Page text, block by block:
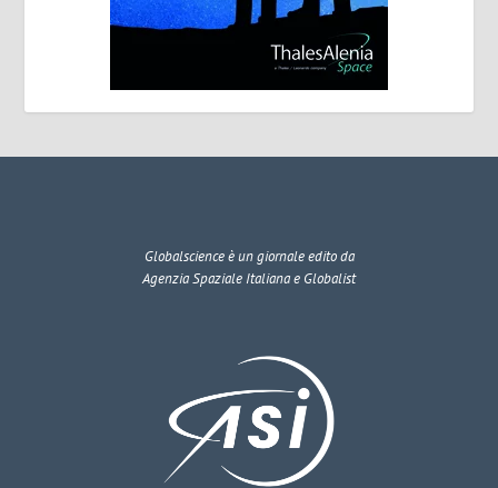
Globalscienceè un giornale edito da
Agenzia Spaziale Italiana e Globalist